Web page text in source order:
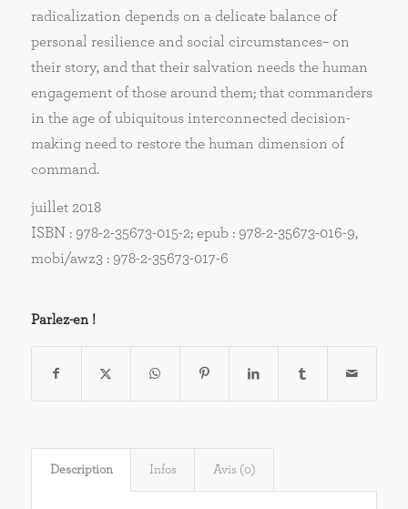
radicalization depends on a delicate balance of
personal resilience and social circumstances– on
their story, and that their salvation needs the human
engagement of those around them; that commanders
in the age of ubiquitous interconnected decision-
making need to restore the human dimension of
command.
juillet 2018
ISBN : 978-2-35673-015-2; epub : 978-2-35673-016-9,
mobi/awz3 : 978-2-35673-017-6
Parlez-en !
Description Infos Avis (0)